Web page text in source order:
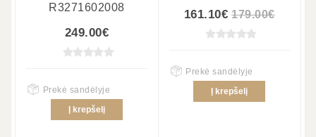
R3271602008
249.00€
Prekė sandėlyje
Į krepšelį
161.10€ 179.00€
Prekė sandėlyje
Į krepšelį